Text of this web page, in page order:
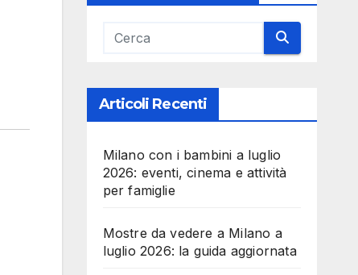
Articoli Recenti
Milano con i bambini a luglio
2026: eventi, cinema e attività
per famiglie
Mostre da vedere a Milano a
luglio 2026: la guida aggiornata